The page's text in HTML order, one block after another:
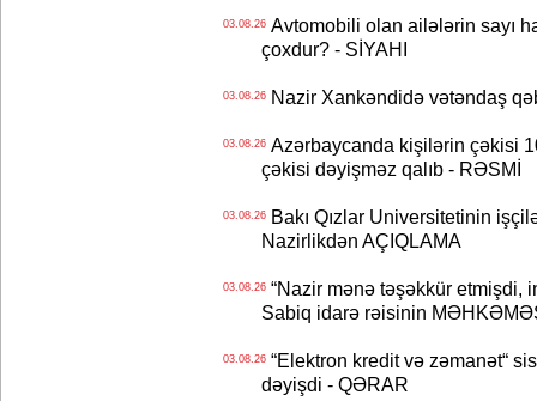
03.08.26Avtomobili olan ailələrin sayı
çoxdur? - SİYAHI
03.08.26Nazir Xankəndidə vətəndaş
03.08.26Azərbaycanda kişilərin çəkisi
çəkisi dəyişməz qalıb - RƏSMİ
03.08.26Bakı Qızlar Universitetinin
Nazirlikdən AÇIQLAMA
03.08.26“Nazir mənə təşəkkür etmişdi,
Sabiq idarə rəisinin
03.08.26“Elektron kredit və zəmanət“
dəyişdi - QƏRAR